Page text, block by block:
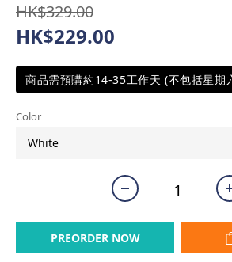
HK$329.00
HK$229.00
商品需預購約14-35工作天 (不包括星期
Color
PREORDER NOW